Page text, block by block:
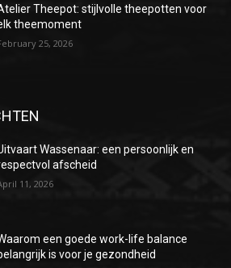
Theepot: stijlvolle theepotten voor
theemoment
25, 2026
Wassenaar: een persoonlijk en
afscheid
11, 2026
een goede work-life balance
is voor je gezondheid